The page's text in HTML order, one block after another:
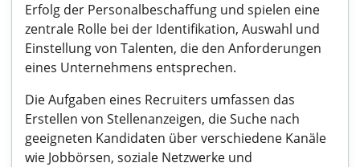
Erfolg der Personalbeschaffung und spielen eine
zentrale Rolle bei der Identifikation, Auswahl und
Einstellung von Talenten, die den Anforderungen
eines Unternehmens entsprechen.
Die Aufgaben eines Recruiters umfassen das
Erstellen von Stellenanzeigen, die Suche nach
geeigneten Kandidaten über verschiedene Kanäle
wie Jobbörsen, soziale Netzwerke und